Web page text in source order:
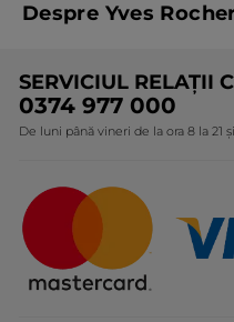
Termeni și condiții pentru
Politica de
Protecția Consumatorilor -
Despre Yves
Expertiza noastră
Angajamentele noastre
Întrebări frecvente
SERVICIUL RELAȚII
0374 977 000
De luni până vineri de la ora 8 la 21